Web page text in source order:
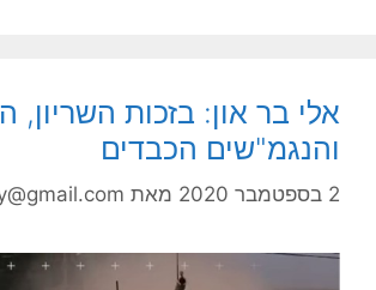
אלי בר און: בזכות השריון,
והנגמ"שים הכבדים
2 בספטמבר 2020 מאת